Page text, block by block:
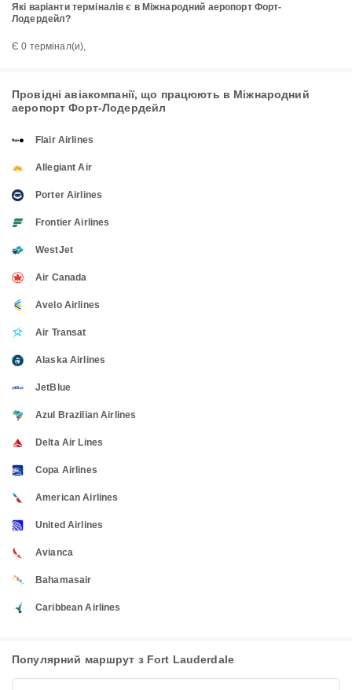
Які варіанти терміналів є в Міжнародний аеропорт Форт-
Лодердейл?
Є 0 термінал(и),
Провідні авіакомпанії, що працюють в Міжнародний
аеропорт Форт-Лодердейл
Flair Airlines
Allegiant Air
Porter Airlines
Frontier Airlines
WestJet
Air Canada
Avelo Airlines
Air Transat
Alaska Airlines
JetBlue
Azul Brazilian Airlines
Delta Air Lines
Copa Airlines
American Airlines
United Airlines
Avianca
Bahamasair
Caribbean Airlines
Популярний маршрут з Fort Lauderdale